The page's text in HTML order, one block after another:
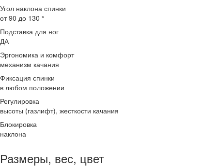
Угол наклона спинки
от 90 до 130 °
Подставка для ног
ДА
Эргономика и комфорт
механизм качания
Фиксация спинки
в любом положении
Регулировка
высоты (газлифт), жесткости качания
Блокировка
наклона
Размеры, вес, цвет